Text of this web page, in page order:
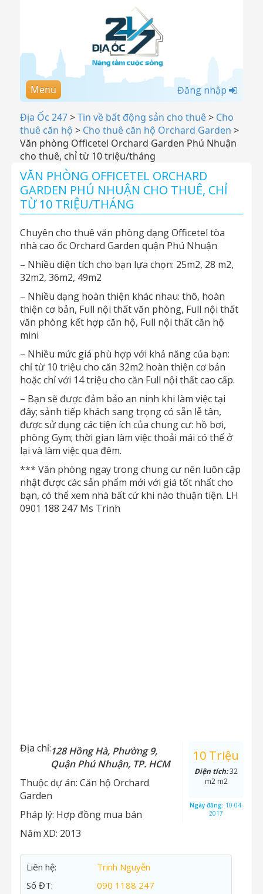
Menu Đăng nhập
Địa Ốc 247>Tin về bất động sản cho thuê> Cho
thuê căn hộ > Cho thuê căn hộ Orchard Garden >
Văn phòng Officetel Orchard Garden Phú Nhuận
cho thuê, chỉ từ 10 triệu/tháng
VĂN PHÒNG OFFICETEL ORCHARD
GARDEN PHÚ NHUẬN CHO THUÊ, CHỈ
TỪ 10 TRIỆU/THÁNG
Chuyên cho thuê văn phòng dạng Officetel tòa
nhà cao ốc Orchard Garden quận Phú Nhuận
– Nhiều diện tích cho bạn lựa chọn: 25m2, 28 m2,
32m2, 36m2, 49m2
– Nhiều dạng hoàn thiện khác nhau: thô, hoàn
thiện cơ bản, Full nội thất văn phòng, Full nội thất
văn phòng kết hợp căn hộ, Full nội thất căn hộ
mini
– Nhiều mức giá phù hợp với khả năng của bạn:
chỉ từ 10 triệu cho căn 32m2 hoàn thiện cơ bản
hoặc chỉ với 14 triệu cho căn Full nội thất cao cấp.
– Bạn sẽ được đảm bảo an ninh khi làm việc tại
đây; sảnh tiếp khách sang trọng có sẵn lễ tân,
được sử dụng các tiện ích của chung cư: hồ bơi,
phòng Gym; thời gian làm việc thoải mái có thể ở
lại và làm việc qua đêm.
*** Văn phòng ngay trong chung cư nên luôn cập
nhật được các sản phẩm mới với giá tốt nhất cho
bạn, có thể xem nhà bất cứ khi nào thuận tiện. LH
0901 188 247 Ms Trinh
Địa chỉ:128 Hồng Hà, Phường 9,
Quận Phú Nhuận, TP. HCM
Thuộc dự án: Căn hộ Orchard
Garden
Pháp lý: Hợp đồng mua bán
Năm XD: 2013
10 Triệu
Diện tích:32
m2 m2
Ngày đăng: 10-04-
2017
Liên hệ:
Trinh Nguyễn
Số ĐT:
090 1188 247